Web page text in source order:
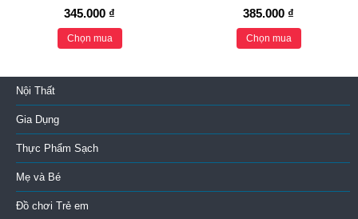
345.000 ₫
Chọn mua
385.000 ₫
Chọn mua
Nội Thất
Gia Dụng
Thực Phẩm Sạch
Mẹ và Bé
Đồ chơi Trẻ em